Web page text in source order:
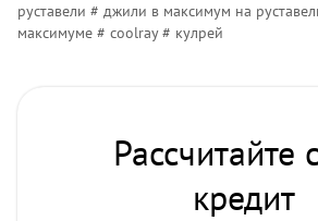
руставели # джили в максимум на
максимуме # coolray # кулрей
Рассчитайте
кредит